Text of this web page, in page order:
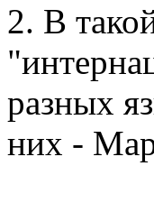
2. В
разных
них -